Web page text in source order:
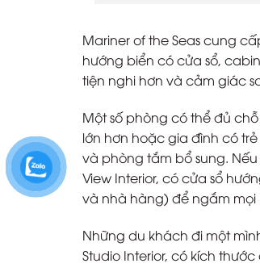
Mariner of the Seas cung
hướng biển có cửa sổ,
tiện nghi hơn và cảm giác
Một số phòng có thể đủ
lớn hơn hoặc gia đình có
và phòng tắm bổ sung.
View Interior, có cửa sổ
và nhà hàng) để ngắm mọi
Những du khách đi một
Studio Interior, có kích